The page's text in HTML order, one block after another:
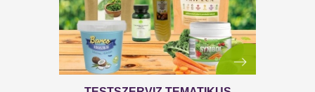
FŐSZEREPBEN A NŐI ÉS FÉRFI
HORMONOK
Kulcs a hormonokhoz online előadás 2. rész – 2021-
02-25